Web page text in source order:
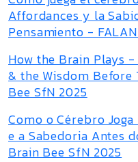
Affordances y la
Pensamiento -
How the Brain Plays -
& the Wisdom
Bee SfN 2025
Como o Cérebro
e a Sabedoria Antes
Brain Bee SfN 2025